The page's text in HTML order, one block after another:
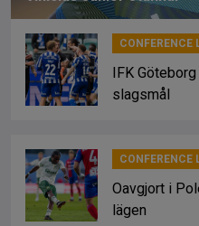
CONFERENCE
IFK
slagsmål
CONFERENCE
Oavgjort i
lägen